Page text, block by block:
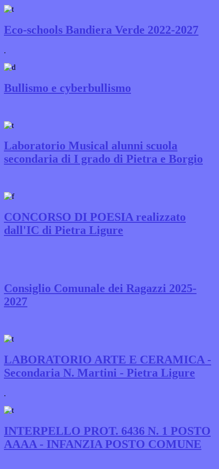
Eco-schools Bandiera Verde 2022-2027
.
Bullismo e cyberbullismo
Laboratorio Musical alunni scuola
secondaria di I grado di Pietra e Borgio
CONCORSO DI POESIA realizzato
dall'IC di Pietra Ligure
Consiglio Comunale dei Ragazzi 2025-
2027
LABORATORIO ARTE E CERAMICA -
Secondaria N. Martini - Pietra Ligure
.
INTERPELLO PROT. 6436 N. 1 POSTO
AAAA - INFANZIA POSTO COMUNE